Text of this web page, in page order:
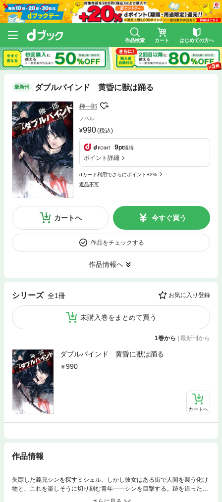
作品検索 カート はじめての方へ
最新刊 ダブルバインド 黄昏に獣は踊る
榊一郎
ノベル
990(税込)
9pt獲得
ポイント詳細
dカード利用でさらにポイント+2%
返品不可
カートへ 今すぐ買う
作品をチェックする
作品情報へ
シリーズ 全1冊 お気に入り登録
未購入巻をまとめて買う
1巻から 最新刊から
ダブルバインド 黄昏に獣は踊る
990
カートへ
作品情報
失踪した義兄シンを探すミシェル。しかし彼女はある街で人間を襲う化け
物と、これを楽しそうに切り刻む青年――シンを目撃する。跡を追ったミ
シェルが知った、シンの呪われた運命とは!?